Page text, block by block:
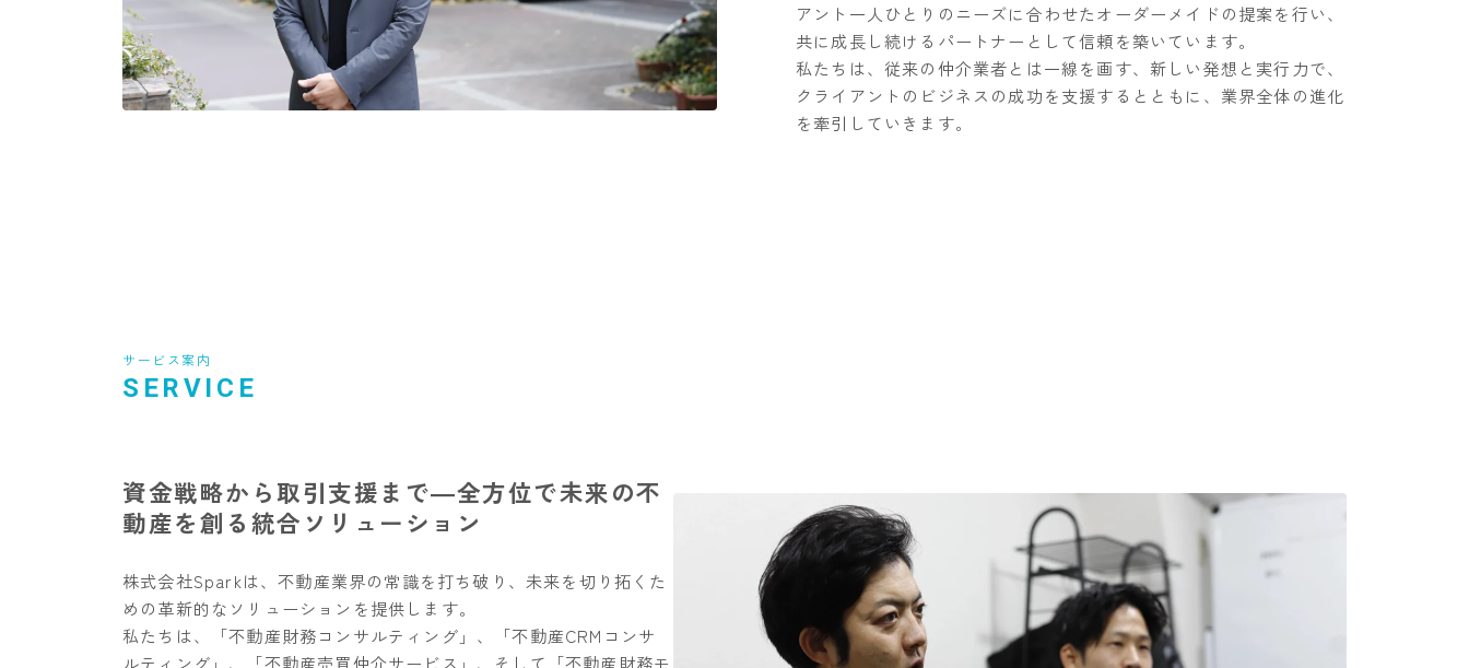
アント一人ひとりのニーズに合わせたオーダーメイドの提案を行い、
共に成長し続けるパートナーとして信頼を築いています。
私たちは、従来の仲介業者とは一線を画す、新しい発想と実行力で、
クライアントのビジネスの成功を支援するとともに、業界全体の進化
を牽引していきます。
サービス案内
SERVICE
資金戦略から取引支援まで―全方位で未来の不
動産を創る統合ソリューション
株式会社Sparkは、不動産業界の常識を打ち破り、未来を切り拓くた
めの革新的なソリューションを提供します。
私たちは、「不動産財務コンサルティング」、「不動産CRMコンサ
ルティング」、「不動産売買仲介サービス」、そして「不動産財務モ